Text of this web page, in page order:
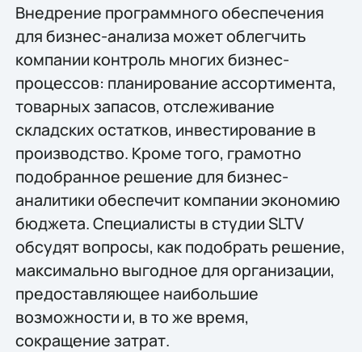
Внедрение программного обеспечения
для бизнес-анализа может облегчить
компании контроль многих бизнес-
процессов: планирование ассортимента,
товарных запасов, отслеживание
складских остатков, инвестирование в
производство. Кроме того, грамотно
подобранное решение для бизнес-
аналитики обеспечит компании экономию
бюджета. Специалисты в студии SLTV
обсудят вопросы, как подобрать решение,
максимально выгодное для организации,
предоставляющее наибольшие
возможности и, в то же время,
сокращение затрат.